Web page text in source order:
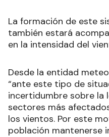
La formación de este
también estará
en la intensidad del
Desde la entidad
“ante este tipo de
incertidumbre sobre la
sectores más
los vientos. Por este
población mantenerse